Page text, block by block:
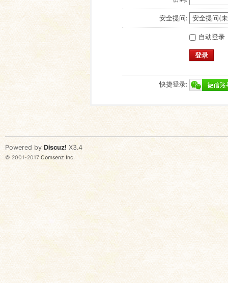
安全提问:
自动登录
登录
快捷登录:
Powered by Discuz! X3.4
© 2001-2017 Comsenz Inc.